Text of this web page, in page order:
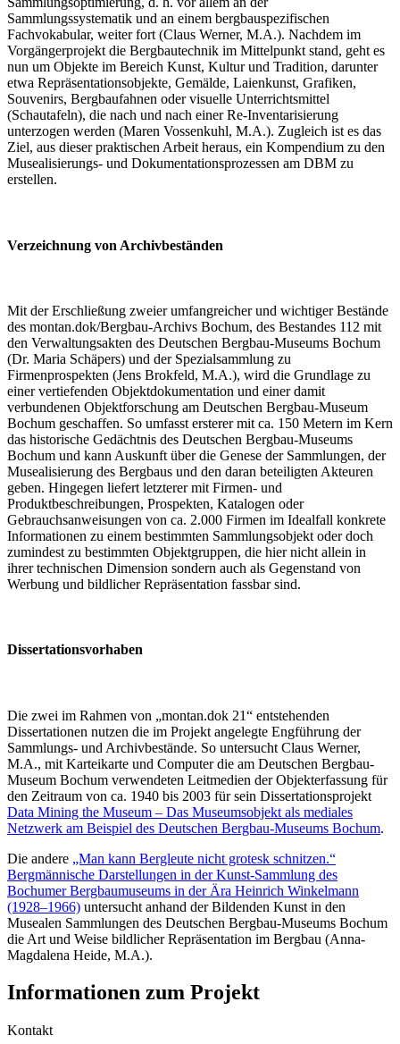
Sammlungssystematik und an einem bergbauspezifischen
Fachvokabular, weiter fort (Claus Werner, M.A.). Nachdem im
Vorgängerprojekt die Bergbautechnik im Mittelpunkt stand, geht es
nun um Objekte im Bereich Kunst, Kultur und Tradition, darunter
etwa Repräsentationsobjekte, Gemälde, Laienkunst, Grafiken,
Souvenirs, Bergbaufahnen oder visuelle Unterrichtsmittel
(Schautafeln), die nach und nach einer Re-Inventarisierung
unterzogen werden (Maren Vossenkuhl, M.A.). Zugleich ist es das
Ziel, aus dieser praktischen Arbeit heraus, ein Kompendium zu den
Musealisierungs- und Dokumentationsprozessen am DBM zu
erstellen.
Verzeichnung von Archivbeständen
Mit der Erschließung zweier umfangreicher und wichtiger Bestände
des montan.dok/Bergbau-Archivs Bochum, des Bestandes 112 mit
den Verwaltungsakten des Deutschen Bergbau-Museums Bochum
(Dr. Maria Schäpers) und der Spezialsammlung zu
Firmenprospekten (Jens Brokfeld, M.A.), wird die Grundlage zu
einer vertiefenden Objektdokumentation und einer damit
verbundenen Objektforschung am Deutschen Bergbau-Museum
Bochum geschaffen. So umfasst ersterer mit ca. 150 Metern im Kern
das historische Gedächtnis des Deutschen Bergbau-Museums
Bochum und kann Auskunft über die Genese der Sammlungen, der
Musealisierung des Bergbaus und den daran beteiligten Akteuren
geben. Hingegen liefert letzterer mit Firmen- und
Produktbeschreibungen, Prospekten, Katalogen oder
Gebrauchsanweisungen von ca. 2.000 Firmen im Idealfall konkrete
Informationen zu einem bestimmten Sammlungsobjekt oder doch
zumindest zu bestimmten Objektgruppen, die hier nicht allein in
ihrer technischen Dimension sondern auch als Gegenstand von
Werbung und bildlicher Repräsentation fassbar sind.
Dissertationsvorhaben
Die zwei im Rahmen von „montan.dok 21“ entstehenden
Dissertationen nutzen die im Projekt angelegte Engführung der
Sammlungs- und Archivbestände. So untersucht Claus Werner,
M.A., mit Karteikarte und Computer die am Deutschen Bergbau-
Museum Bochum verwendeten Leitmedien der Objekterfassung für
den Zeitraum von ca. 1940 bis 2003 für sein Dissertationsprojekt
Data Mining the Museum – Das Museumsobjekt als mediales
Netzwerk am Beispiel des Deutschen Bergbau-Museums Bochum.
Die andere „Man kann Bergleute nicht grotesk schnitzen.“
Bergmännische Darstellungen in der Kunst-Sammlung des
Bochumer Bergbaumuseums in der Ära Heinrich Winkelmann
(1928–1966) untersucht anhand der Bildenden Kunst in den
Musealen Sammlungen des Deutschen Bergbau-Museums Bochum
die Art und Weise bildlicher Repräsentation im Bergbau (Anna-
Magdalena Heide, M.A.).
Informationen zum Projekt
Kontakt